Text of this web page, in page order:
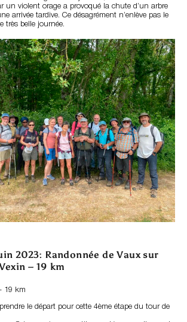
un violent orage a provoqué la chute d’un arbre
arrivée tardive. Ce désagrément n’enlève pas le
très belle journée.
2023: Randonnée de Vaux sur
– 19 km
19 km
le départ pour cette 4ème étape du tour de